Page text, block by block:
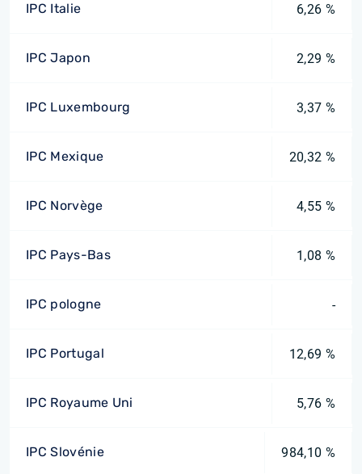
IPC Italie 6,26 %
IPC Japon 2,29 %
IPC Luxembourg 3,37 %
IPC Mexique 20,32 %
IPC Norvège 4,55 %
IPC Pays-Bas 1,08 %
IPC pologne -
IPC Portugal 12,69 %
IPC Royaume Uni 5,76 %
IPC Slovénie 984,10 %